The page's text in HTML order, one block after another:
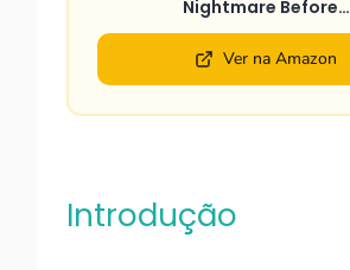
Nightmare Before…
Ver na Amazon
Introdução